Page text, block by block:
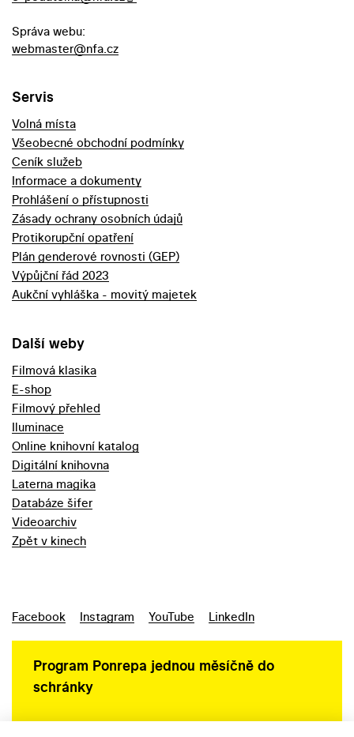
Správa webu:
webmaster@nfa.cz
Servis
Volná místa
Všeobecné obchodní podmínky
Ceník služeb
Informace a dokumenty
Prohlášení o přístupnosti
Zásady ochrany osobních údajů
Protikorupční opatření
Plán genderové rovnosti (GEP)
Výpůjční řád 2023
Aukční vyhláška - movitý majetek
Další weby
Filmová klasika
E-shop
Filmový přehled
Iluminace
Online knihovní katalog
Digitální knihovna
Laterna magika
Databáze šifer
Videoarchiv
Zpět v kinech
Facebook Instagram YouTube LinkedIn
Program Ponrepa jednou měsíčně do
schránky